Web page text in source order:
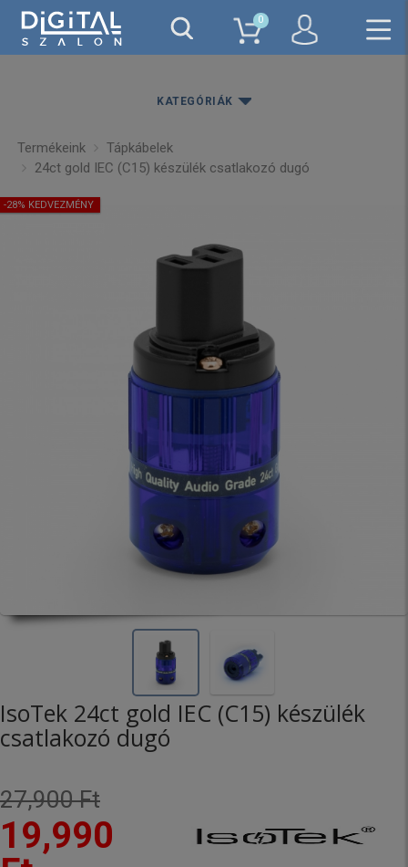
0
KATEGÓRIÁK
Termékeink
Tápkábelek
24ct gold IEC (C15) készülék csatlakozó dugó
-28% KEDVEZMÉNY
IsoTek 24ct gold IEC (C15) készülék
csatlakozó dugó
27,900 Ft
19,990